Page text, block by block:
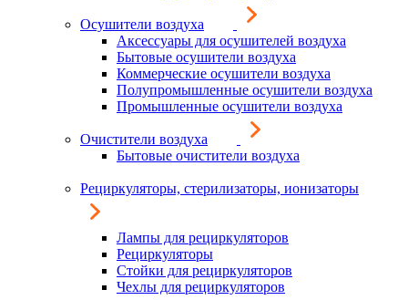
Осушители воздуха
Аксессуары для осушителей воздуха
Бытовые осушители воздуха
Коммерческие осушители воздуха
Полупромышленные осушители воздуха
Промышленные осушители воздуха
Очистители воздуха
Бытовые очистители воздуха
Рециркуляторы, стерилизаторы, ионизаторы
Лампы для рециркуляторов
Рециркуляторы
Стойки для рециркуляторов
Чехлы для рециркуляторов